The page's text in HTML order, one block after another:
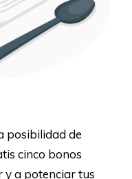
posibilidad de
cinco bonos
y a potenciar tus